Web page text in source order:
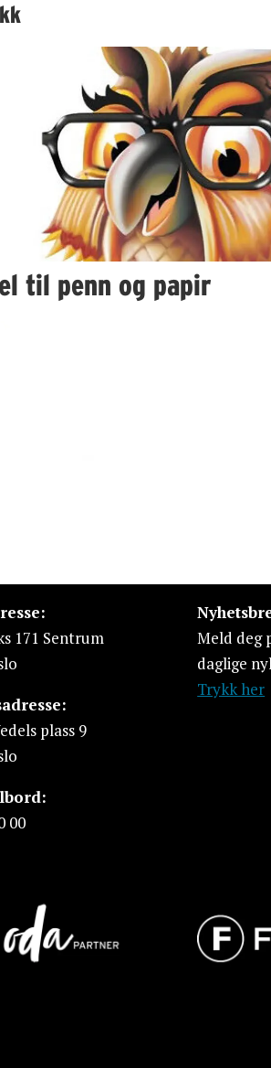
til penn og papir
171 Sentrum
plass 9
00
Meld deg
daglige
Trykk her